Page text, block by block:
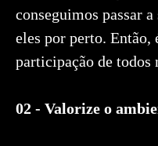
conseguimos passar
eles por perto. Então,
participação de todos
02 - Valorize o